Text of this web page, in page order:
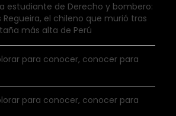
estudiante de Derecho y bombero:
Regueira, el chileno que murió tras
más alta de Perú
para conocer, conocer para
para conocer, conocer para